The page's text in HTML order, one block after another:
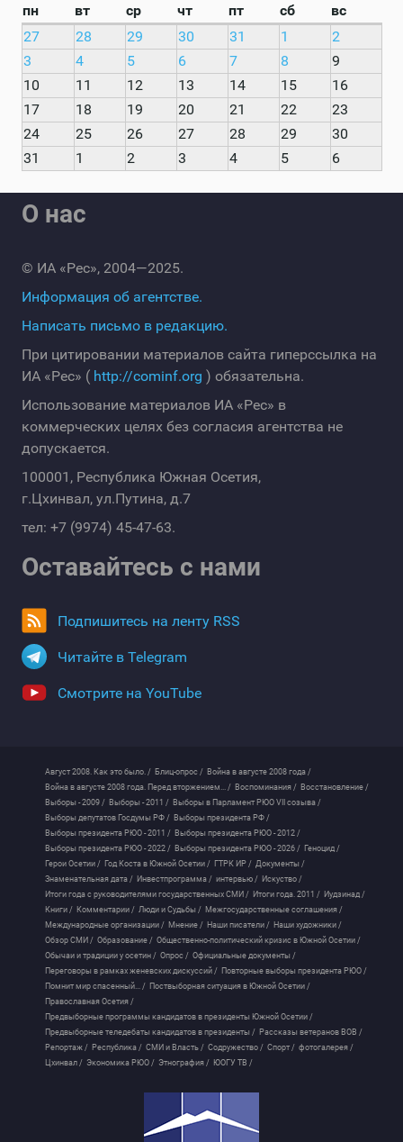
пн
вт ср чт пт сб
вс
27
28 29 30 31 1
2
3
4 5 6 7 8
9
10
11 12 13 14 15
16
17
18 19 20 21 22
23
24
25 26 27 28 29
30
31
1 2 3 4 5 6
О нас
© ИА «Рес», 2004—2025.
Информация об агентстве.
Написать письмо в редакцию.
При цитировании материалов сайта гиперссылка на
ИА «Рес» ( http://cominf.org ) обязательна.
Использование материалов ИА «Рес» в
коммерческих целях без согласия агентства не
допускается.
100001, Республика Южная Осетия,
г.Цхинвал, ул.Путина, д.7
тел: +7 (9974) 45-47-63.
Оставайтесь с нами
Подпишитесь на ленту RSS
Читайте в Telegram
Смотрите на YouTube
Август 2008. Как это было. / Блиц-опрос / Война в августе 2008 года /
Война в августе 2008 года. Перед вторжением... / Воспоминания / Восстановление /
Выборы - 2009 / Выборы - 2011 / Выборы в Парламент РЮО VII созыва /
Выборы депутатов Госдумы РФ / Выборы президента РФ /
Выборы президента РЮО - 2011 / Выборы президента РЮО - 2012 /
Выборы президента РЮО - 2022 / Выборы президента РЮО - 2026 / Геноцид /
Герои Осетии / Год Коста в Южной Осетии / ГТРК ИР / Документы /
Знаменательная дата / Инвестпрограмма / интервью / Искуство /
Итоги года с руководителями государственных СМИ / Итоги года. 2011 / Иудзинад /
Книги / Комментарии / Люди и Судьбы / Межгосударственные соглашения /
Международные организации / Мнение / Наши писатели / Наши художники /
Обзор СМИ / Образование / Общественно-политический кризис в Южной Осетии /
Обычаи и традиции у осетин / Опрос / Официальные документы /
Переговоры в рамках женевских дискуссий / Повторные выборы президента РЮО /
Помнит мир спасенный... / Поствыборная ситуация в Южной Осетии /
Православная Осетия /
Предвыборные программы кандидатов в президенты Южной Осетии /
Предвыборные теледебаты кандидатов в президенты / Рассказы ветеранов ВОВ /
Репортаж / Республика / СМИ и Власть / Содружество / Спорт / фотогалерея /
Цхинвал / Экономика РЮО / Этнография / ЮОГУ ТВ /